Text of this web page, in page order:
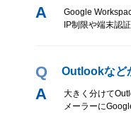
Google
IP制限や端末認
Q Outlookなど
大きく分けて
メーラーに